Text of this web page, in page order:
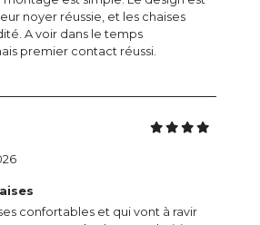
noyer réussie, et les chaises
A voir dans le temps
premier contact réussi.
confortables et qui vont à ravir